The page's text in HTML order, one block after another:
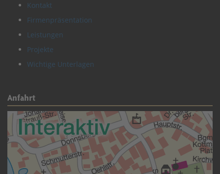
Kontakt
Firmenpräsentation
Leistungen
Projekte
Wichtige Unterlagen
Anfahrt